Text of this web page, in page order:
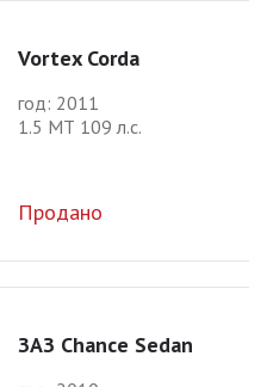
Vortex Corda
год: 2011
1.5 МТ 109 л.с.
Продано
ЗАЗ Chance Sedan